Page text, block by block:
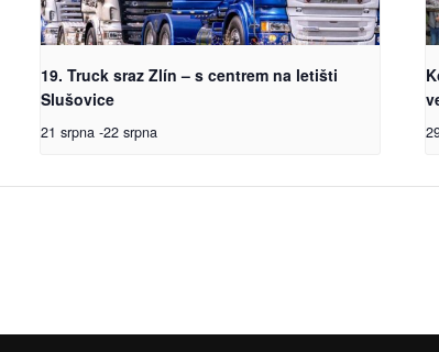
19. Truck sraz Zlín – s centrem na letišti
Slušovice
21 srpna -22 srpna